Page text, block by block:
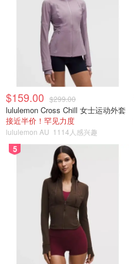
$159.00 $299.00
lululemon Cross Chill 女士运动外套
接近半价！罕见力度
lululemon AU 1114人感兴趣
5